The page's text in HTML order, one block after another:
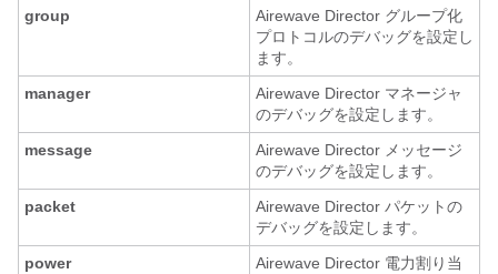
group
Airewave Director グループ化
プロトコルのデバッグを設定し
ます。
manager
Airewave Director マネージャ
のデバッグを設定します。
message
Airewave Director メッセージ
のデバッグを設定します。
packet
Airewave Director パケットの
デバッグを設定します。
power
Airewave Director 電力割り当